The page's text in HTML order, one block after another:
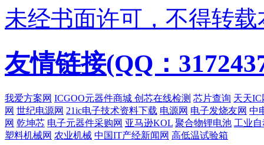
未经书面许可，不得转
友情链接(QQ：
我爱方案网 ICGOO元器件商城 创芯在线检测 芯片查询 天天IC
网 世纪电源网 21ic电子技术资料下载 电源网 电子发烧友网 中
网 乾坤芯 电子元器件采购网 亚马逊KOL 聚合物锂电池 工业
塑料机械网 农业机械 中国IT产经新闻网 高低温试验箱